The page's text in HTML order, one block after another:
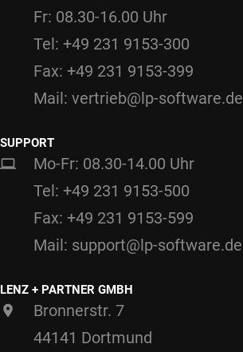
Fr: 08.30-16.00 Uhr
Tel: +49 231 9153-300
Fax: +49 231 9153-399
Mail: vertrieb@lp-software.de
SUPPORT
Mo-Fr: 08.30-14.00 Uhr
Tel: +49 231 9153-500
Fax: +49 231 9153-599
Mail: support@lp-software.de
LENZ + PARTNER GMBH
Bronnerstr. 7
44141 Dortmund